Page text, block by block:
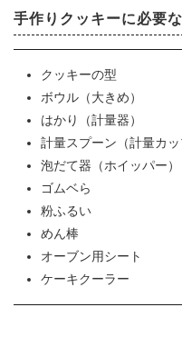
手作りクッキーに必要
クッキーの型
ボウル（大きめ）
はかり（計量器）
計量スプーン（計量カッ
泡だて器（ホイッパー）
ゴムベら
粉ふるい
めん棒
オーブン用シート
ケーキクーラー